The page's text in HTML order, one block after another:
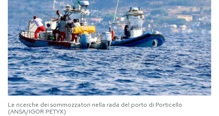
Le ricerche dei sommozzatori nella rada del porto di Porticello
(ANSA/IGOR PETYX)